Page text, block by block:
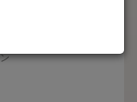
Enrichment